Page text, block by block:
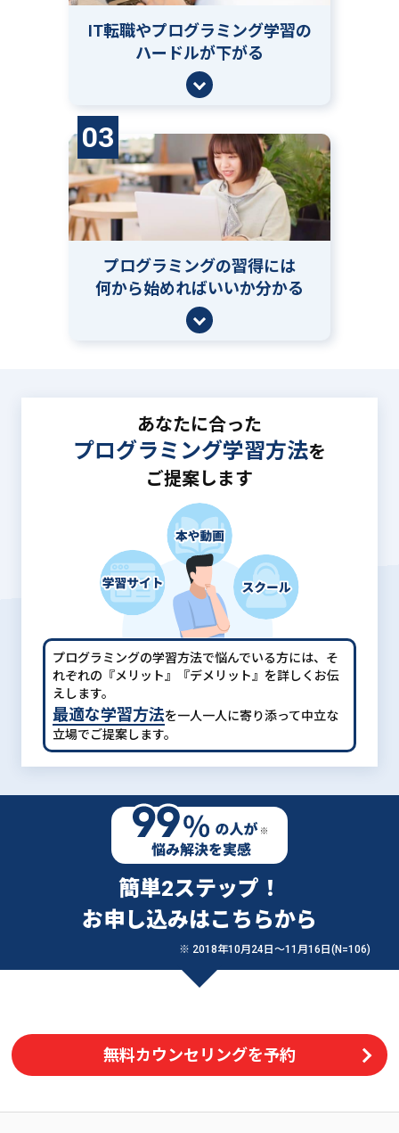
IT転職やプログラミング学習の
ハードルが下がる
03
プログラミングの習得には
何から始めればいいか分かる
あなたに合った
プログラミング学習方法を
ご提案します
プログラミングの学習方法で悩んでいる方には、 そ
れぞれの『メリット』『デメリット』を詳しくお伝
えします。
最適な学習方法を一人一人に寄り添って中立な
立場でご提案します。
簡単2ステップ！
お申し込みはこちらから
※ 2018年10月24日〜11月16日(N=106)
無料カウンセリングを予約